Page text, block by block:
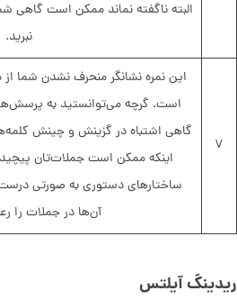
البته ناگفته نماند ممکن است گاهی
نبرید.
۷
این نمره نشانگر منحرف نشدن شما
است. گرچه می‌توانستید به
گاهی اشتباه در گزینش و چینش
اینکه ممکن است جملات‌تان
ساختارهای دستوری به صورتی درست
آن‌ها در جملات را
ریدینگ آیلتس